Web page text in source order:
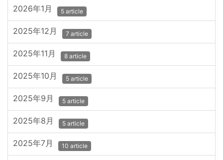
2026年1月 5 article
2025年12月 7 article
2025年11月 8 article
2025年10月 5 article
2025年9月 5 article
2025年8月 5 article
2025年7月 10 article